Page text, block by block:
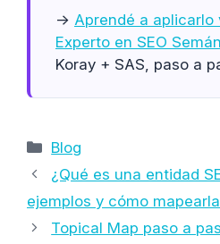
→ Aprendé a aplicarlo
Experto en SEO
Koray + SAS, paso a
Categorías
Blog
¿Qué es una entidad
ejemplos y cómo
Topical Map paso a